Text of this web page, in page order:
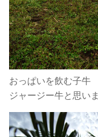
おっぱいを飲む子牛
ジャージー牛と思い